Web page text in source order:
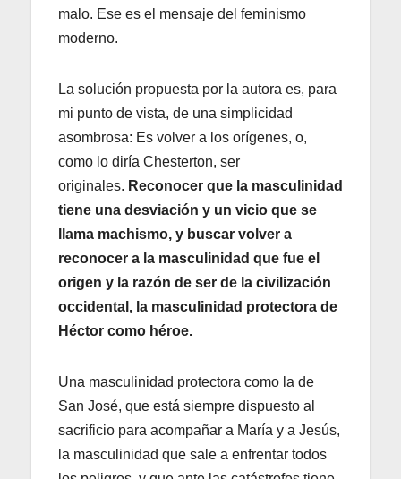
malo. Ese es el mensaje del feminismo
moderno.
La solución propuesta por la autora es, para
mi punto de vista, de una simplicidad
asombrosa: Es volver a los orígenes, o,
como lo diría Chesterton, ser
originales. Reconocer que la masculinidad
tiene una desviación y un vicio que se
llama machismo, y buscar volver a
reconocer a la masculinidad que fue el
origen y la razón de ser de la civilización
occidental, la masculinidad protectora de
Héctor como héroe.
Una masculinidad protectora como la de
San José, que está siempre dispuesto al
sacrificio para acompañar a María y a Jesús,
la masculinidad que sale a enfrentar todos